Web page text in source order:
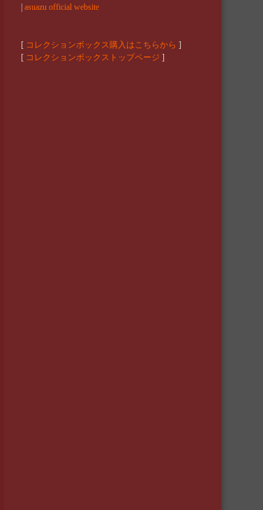
asuazu official website
[ コレクションボックス購入はこちらから ]
[ コレクションボックストップページ ]